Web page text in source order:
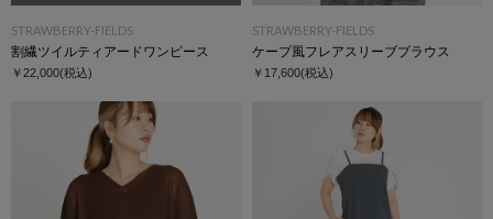
STRAWBERRY-FIELDS
割繊ツイルティアードワンピース
￥22,000(税込)
STRAWBERRY-FIELDS
ケープ風フレアスリーブブラウス
￥17,600(税込)